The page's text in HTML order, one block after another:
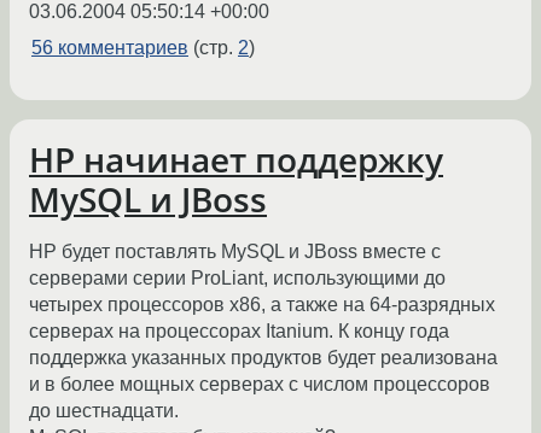
03.06.2004 05:50:14 +00:00
56 комментариев (стр. 2)
HP начинает поддержку
MySQL и JBoss
HP будет поставлять MySQL и JBoss вместе с
серверами серии ProLiant, использующими до
четырех процессоров x86, а также на 64-разрядных
серверах на процессорах Itanium. К концу года
поддержка указанных продуктов будет реализована
и в более мощных серверах с числом процессоров
до шестнадцати.